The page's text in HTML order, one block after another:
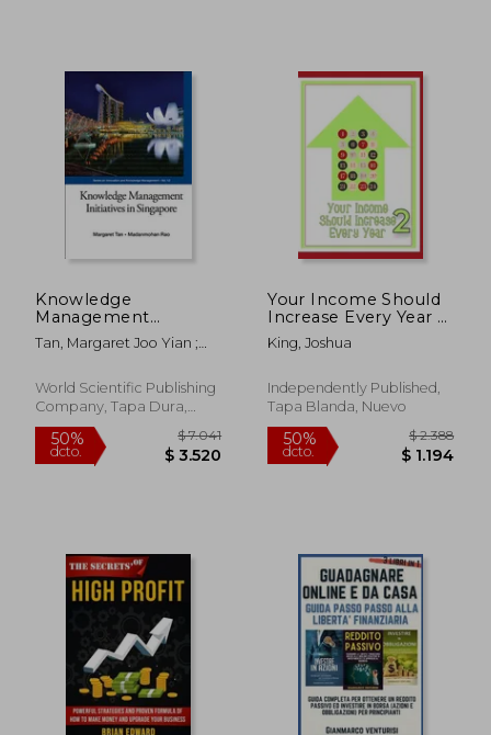
50% 50%
dcto.
Knowledge
Management
Initiatives in
Singapore (en Inglés)
Tan, Margaret Joo Yian ;
World Scientific Publishing
Company, Tapa Dura,
Nuevo
Your Income Should
Increase Every Year 2:
Take Control of Your
Financial Future (en
King, Joshua
Independently Published,
Tapa Blanda, Nuevo